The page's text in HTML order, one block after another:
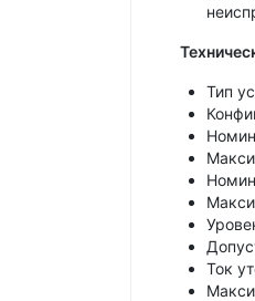
Тип
Ток